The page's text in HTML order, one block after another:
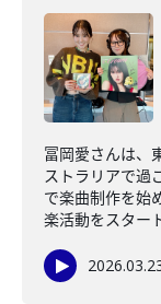
冨岡愛さんは、
ストラリアで過
で楽曲制作を始
楽活動をスター